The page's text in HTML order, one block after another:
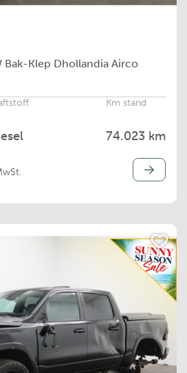
Bak-Klep Dhollandia Airco
Km stand
74.023 km